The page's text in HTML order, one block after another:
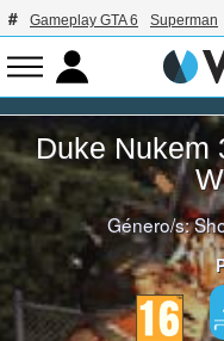
Gameplay GTA 6 Superman
Duke Nukem
Género/s: